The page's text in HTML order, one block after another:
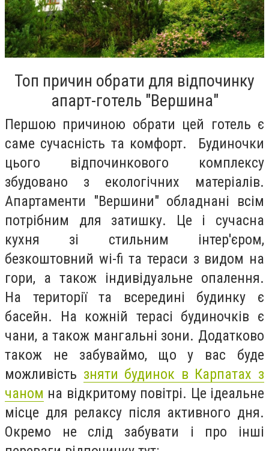
Топ причин обрати для відпочинку
апарт-готель "Вершина"
Першою причиною обрати цей готель є
саме сучасність та комфорт. Будиночки
цього відпочинкового комплексу
збудовано з екологічних матеріалів.
Апартаменти "Вершини" обладнані всім
потрібним для затишку. Це і сучасна
кухня зі стильним інтер'єром,
безкоштовний wi-fi та тераси з видом на
гори, а також індивідуальне опалення.
На території та всередині будинку є
басейн. На кожній терасі будиночків є
чани, а також мангальні зони. Додатково
також не забуваймо, що у вас буде
можливість зняти будинок в Карпатах з
чаном на відкритому повітрі. Це ідеальне
місце для релаксу після активного дня.
Окремо не слід забувати і про інші